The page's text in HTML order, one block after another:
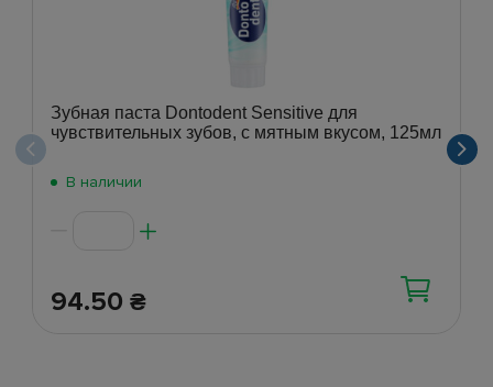
Зубная паста Dontodent Sensitive для
чувствительных зубов, с мятным вкусом, 125мл
В наличии
94.50 ₴